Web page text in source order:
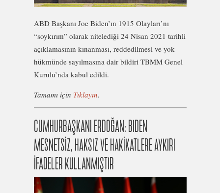
ABD Başkanı Joe Biden’ın 1915 Olayları’nı
“soykırım” olarak nitelediği 24 Nisan 2021 tarihli
açıklamasının kınanması, reddedilmesi ve yok
hükmünde sayılmasına dair bildiri TBMM Genel
Kurulu’nda kabul edildi.
Tamamı için Tıklayın.
CUMHURBAŞKANI ERDOĞAN: BIDEN
MESNETSİZ, HAKSIZ VE HAKİKATLERE AYKIRI
İFADELER KULLANMIŞTIR